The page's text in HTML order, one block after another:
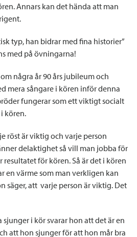
Annars kan det hända att man
typ, han bidrar med fina historier”
med på övningarna!
några år 90 års jubileum och
mera sångare i kören inför denna
fungerar som ett viktigt socialt
kören.
röst är viktig och varje person
delaktighet så vill man jobba för
för kören. Så är det i kören
en värme som man verkligen kan
säger, att varje person är viktig. Det
i kör svarar hon att det är en
att hon sjunger för att hon mår bra